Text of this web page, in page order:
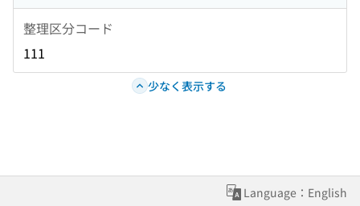
整理区分コード
111
少なく表示する
Language：English